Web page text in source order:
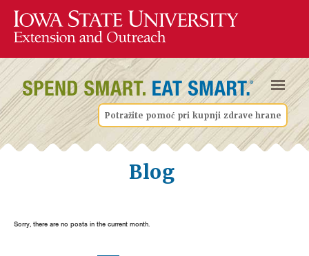
Potražite pomoć pri kupnji zdrave hrane
Blog
Sorry, there are no posts in the current month.